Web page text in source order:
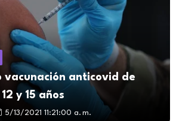
vacunación anticovid de
y 15 años
5/13/2021 11:21:00 a. m.